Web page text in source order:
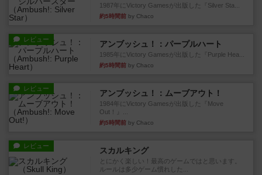
1987年にVictory Gamesが出版した『Silver Sta...
約5時間前 by Chaco
レビュー アンブッシュ！：パープルハート
1985年にVictory Gamesが出版した『Purple Hea...
約5時間前 by Chaco
レビュー アンブッシュ！：ムーブアウト！
1984年にVictory Gamesが出版した『Move
Out！』...
約5時間前 by Chaco
レビュー スカルキング
とにかく楽しい！最高のゲームではと思います。
ルールは多少ゲーム慣れした...